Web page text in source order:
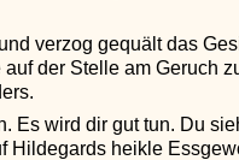
verzog gequält das
der Stelle am Geruch
Es wird dir gut tun. Du
Hildegards heikle